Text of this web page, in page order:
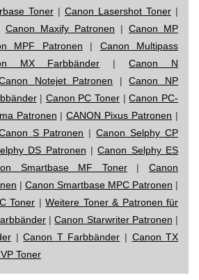
Toner | Canon Lasershot Toner |
Canon Maxify Patronen | Canon MP
MPF Patronen | Canon Multipass
MX Farbbänder |Canon N
Notejet Patronen |Canon NP
| Canon PC Toner |Canon PC-
Patronen |CANON Pixus Patronen |
S Patronen |Canon Selphy CP
DS Patronen |Canon Selphy ES
Smartbase MF Toner|Canon
| Canon Smartbase MPC Patronen |
Toner |Weitere Toner & Patronen für
|Canon Starwriter Patronen |
|Canon T Farbbänder | Canon TX
Toner